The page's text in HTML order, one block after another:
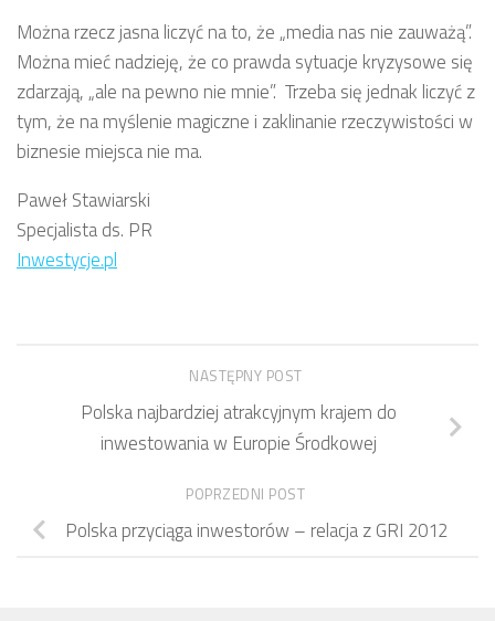
Można rzecz jasna liczyć na to, że „media nas nie zauważą”.
Można mieć nadzieję, że co prawda sytuacje kryzysowe się
zdarzają, „ale na pewno nie mnie”. Trzeba się jednak liczyć z
tym, że na myślenie magiczne i zaklinanie rzeczywistości w
biznesie miejsca nie ma.
Paweł Stawiarski
Specjalista ds. PR
Inwestycje.pl
NASTĘPNY POST
Polska najbardziej atrakcyjnym krajem do
inwestowania w Europie Środkowej
POPRZEDNI POST
Polska przyciąga inwestorów – relacja z GRI 2012